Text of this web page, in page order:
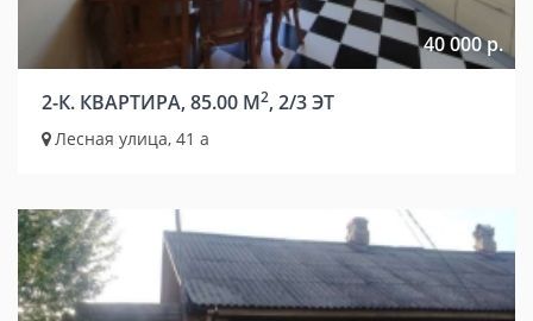
40 000 р.
2-К. КВАРТИРА, 85.00 М2, 2/3 ЭТ
Лесная улица, 41 а